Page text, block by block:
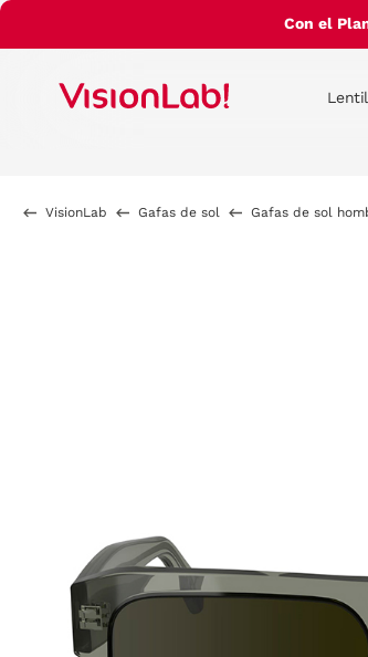
Con el
VisionLab Gafas de sol Gafas de sol